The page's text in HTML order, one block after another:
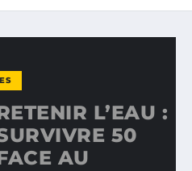
L’EAU :
50
AU